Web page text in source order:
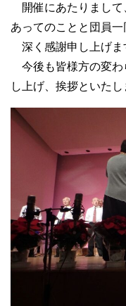
開催にあたりまして
あってのことと団員一
深く感謝申し上げま
今後も皆様方の変わ
し上げ、挨拶といたし